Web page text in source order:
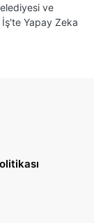
ve
Yapay Zeka